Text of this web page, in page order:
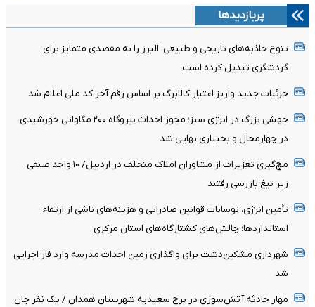
پربازدیدها
تنوع جاذبه‌های تاریخی و طبیعی، البرز را به مقصدی متمایز برای
گردشگری تبدیل کرده است
جزئیات جدید واریز اعتبار کالابرگ بر اساس رقم آخر کد ملی اعلام شد
جهشی بزرگ در انرژی سبز؛ مجوز احداث نیروگاه ۲۰۰ مگاواتی خورشیدی
در چهارمحال‌ و بختیاری نهایی شد
مچ‌گیری تعزیرات از مشاوران املاک متخلف در اردبیل/ ۱۰ واحد صنفی
زیر تیغ بازرسی رفتند
تأمین انرژی، نوسانات قوانین صادراتی و هزینه‌های ناشی از ارتقاء
استانداردها؛ چالش‌های کشتارگاه‌های استان مرکزی
شهرداری مشکین‌دشت برای واگذاری زمین احداث مدرسه وارد فاز اجرایی
شد
مهار حادثه آتش‌سوزی در برج سعیدیه شهرستان همدان / یک نفر جان